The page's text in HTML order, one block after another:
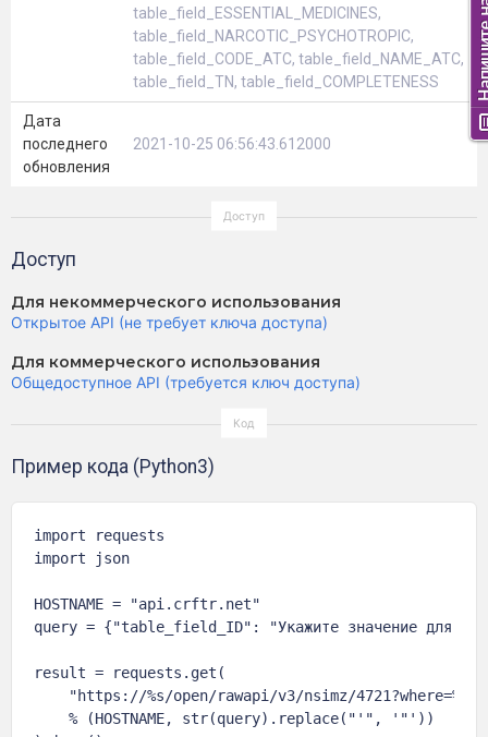
table_field_ESSENTIAL_MEDICINES,
table_field_NARCOTIC_PSYCHOTROPIC,
table_field_CODE_ATC, table_field_NAME_ATC,
table_field_TN, table_field_COMPLETENESS
Дата
последнего
обновления
2021-10-25 06:56:43.612000
Доступ
Для некоммерческого использования
Открытое API (не требует ключа доступа)
Для коммерческого использования
Общедоступное API (требуется ключ доступа)
Пример кода (Python3)
import requests
import json
HOSTNAME = "api.crftr.net"
query = {"table_field_ID": "Укажите значение для
result = requests.get(
    "https://%s/open/rawapi/v3/nsimz/4721?where=%s"
    % (HOSTNAME, str(query).replace("'", '"'))